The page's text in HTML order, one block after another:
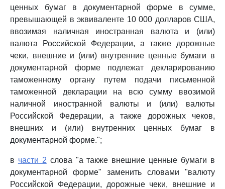
ценных бумаг в документарной форме в сумме,
превышающей в эквиваленте 10 000 долларов США,
ввозимая наличная иностранная валюта и (или)
валюта Российской Федерации, а также дорожные
чеки, внешние и (или) внутренние ценные бумаги в
документарной форме подлежат декларированию
таможенному органу путем подачи письменной
таможенной декларации на всю сумму ввозимой
наличной иностранной валюты и (или) валюты
Российской Федерации, а также дорожных чеков,
внешних и (или) внутренних ценных бумаг в
документарной форме.";
в части 2 слова "а также внешние ценные бумаги в
документарной форме" заменить словами "валюту
Российской Федерации, дорожные чеки, внешние и